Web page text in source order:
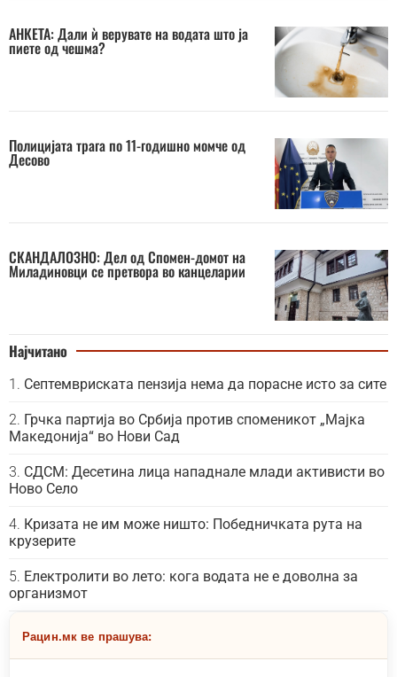
АНКЕТА: Дали ѝ верувате на водата што ја
пиете од чешма?
Полицијата трага по 11-годишно момче од
Десово
СКАНДАЛОЗНО: Дел од Спомен-домот на
Миладиновци се претвора во канцеларии
Најчитано
Септемвриската пензија нема да порасне исто за сите
Грчка партија во Србија против споменикот „Мајка
Македонија“ во Нови Сад
СДСМ: Десетина лица нападнале млади активисти во
Ново Село
Кризата не им може ништо: Победничката рута на
крузерите
Електролити во лето: кога водата не е доволна за
организмот
Рацин.мк ве прашува: